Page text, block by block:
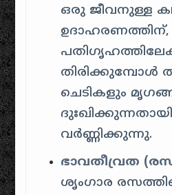
ഒരു ജീവനുള്ള
തിരിക്കുമ്പോൾ
ചെടികളും
വർണ്ണിക്കുന്നു.
ഭാവതീവ്രത
ശൃംഗാര